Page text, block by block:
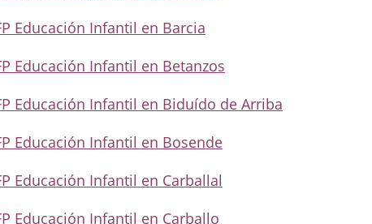
Educación Infantil en Barcia
Educación Infantil en Betanzos
Educación Infantil en Biduído de Arriba
Educación Infantil en Bosende
Educación Infantil en Carballal
Educación Infantil en Carballo